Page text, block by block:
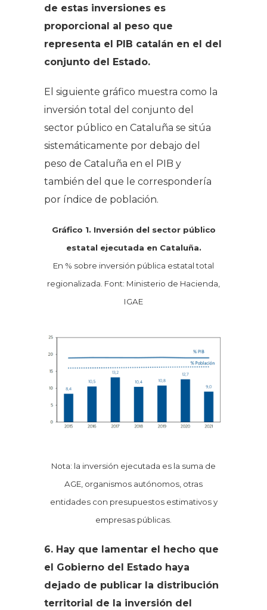
de estas inversiones es
proporcional al peso que
representa el PIB catalán en el del
conjunto del Estado.
El siguiente gráfico muestra como la
inversión total del conjunto del
sector público en Cataluña se sitúa
sistemáticamente por debajo del
peso de Cataluña en el PIB y
también del que le correspondería
por índice de población.
Gráfico 1. Inversión del sector público
estatal ejecutada en Cataluña.
En % sobre inversión pública estatal total
regionalizada. Font: Ministerio de Hacienda,
IGAE
Nota: la inversión ejecutada es la suma de
AGE, organismos autónomos, otras
entidades con presupuestos estimativos y
empresas públicas.
6. Hay que lamentar el hecho que
el Gobierno del Estado haya
dejado de publicar la distribución
territorial de la inversión del